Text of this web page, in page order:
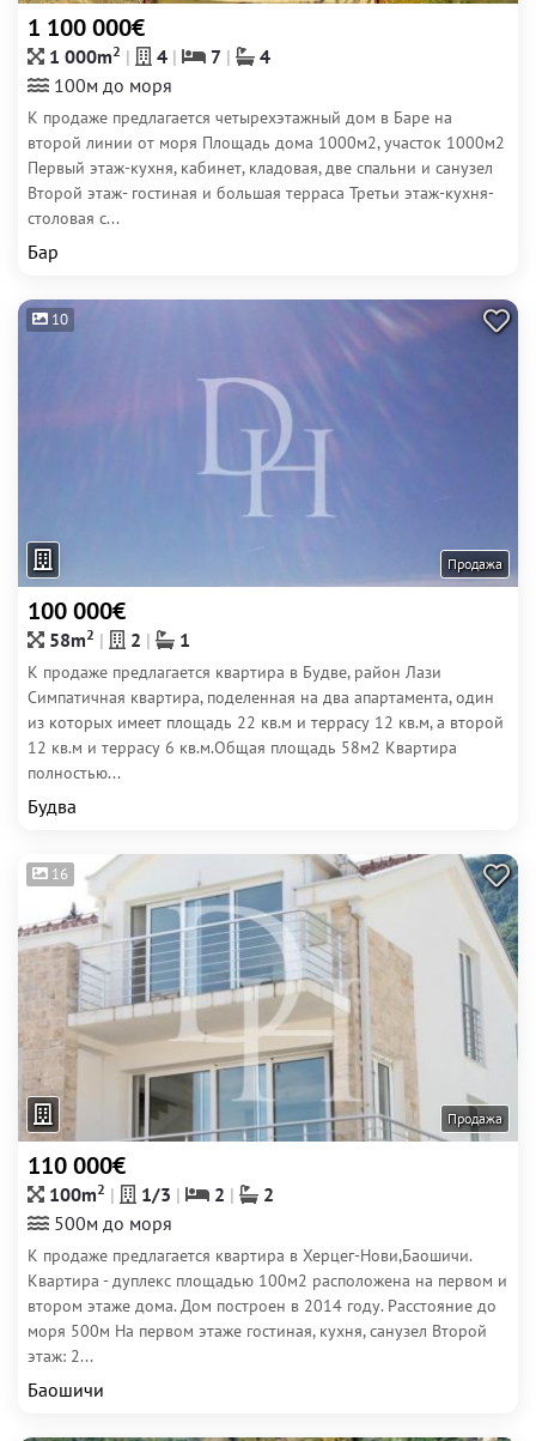
1 100 000€
1 000m2 4 7
4
100м до моря
К продаже предлагается четырехэтажный дом в Баре на
второй линии от моря Площадь дома 1000м2, участок 1000м2
Первый этаж-кухня, кабинет, кладовая, две спальни и санузел
Второй этаж- гостиная и большая терраса Третьи этаж-кухня-
столовая с...
Бар
10
Продажа
100 000€
58m2 2 1
К продаже предлагается квартира в Будве, район Лази
Симпатичная квартира, поделенная на два апартамента, один
из которых имеет площадь 22 кв.м и террасу 12 кв.м, а второй
12 кв.м и террасу 6 кв.м.Общая площадь 58м2 Квартира
полностью...
Будва
16
Продажа
110 000€
100m2 1/3 2
2
500м до моря
К продаже предлагается квартира в Херцег-Нови,Баошичи.
Квартира - дуплекс площадью 100м2 расположена на первом и
втором этаже дома. Дом построен в 2014 году. Расстояние до
моря 500м На первом этаже гостиная, кухня, санузел Второй
этаж: 2...
Баошичи